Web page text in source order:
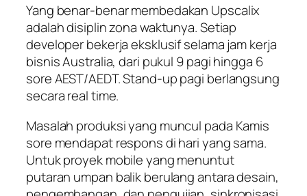
Yang benar-benar membedakan Upscalix
adalah disiplin zona waktunya. Setiap
developer bekerja eksklusif selama jam kerja
bisnis Australia, dari pukul 9 pagi hingga 6
sore AEST/AEDT. Stand-up pagi berlangsung
secara real time.
Masalah produksi yang muncul pada Kamis
sore mendapat respons di hari yang sama.
Untuk proyek mobile yang menuntut
putaran umpan balik berulang antara desain,